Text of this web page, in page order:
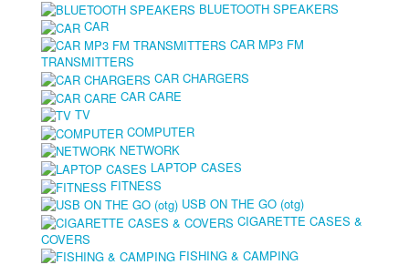
BLUETOOTH SPEAKERS
CAR
CAR MP3 FM
TRANSMITTERS
CAR CHARGERS
CAR CARE
TV
COMPUTER
NETWORK
LAPTOP CASES
FITNESS
USB ON THE GO (otg)
CIGARETTE CASES &
COVERS
FISHING & CAMPING